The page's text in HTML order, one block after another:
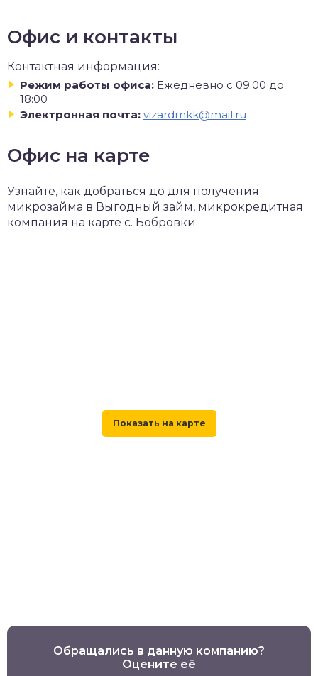
Офис и контакты
Контактная информация:
Режим работы офиса: Ежедневно с 09:00 до
18:00
Электронная почта: vizardmkk@mail.ru
Офис на карте
Узнайте, как добраться до для получения
микрозайма в Выгодный займ, микрокредитная
компания на карте с. Бобровки
Обращались в данную компанию?
Оцените её